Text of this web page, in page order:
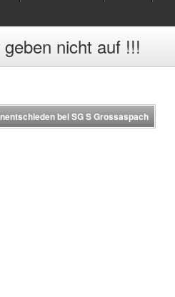
nicht auf !!!
bei SG S Grossaspach